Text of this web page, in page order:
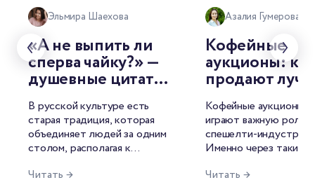
Эльмира Шаехова
«А не выпить ли
сперва чайку?» —
душевные цитаты
о чае от
знаменитых
русских
писателей
В русской культуре есть
старая традиция, которая
объединяет людей за одним
столом, располагая к
называется она — чаепитие.
Читать →
Азалия Гумерова
Кофейные
аукционы: как
продают
лоты мира
Кофейные аукционы
играют важную роль в
спешелти-индустрии.
Именно через такие
рынок, формируются
Читать →